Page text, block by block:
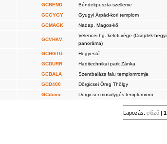
GCBEND Béndekpuszta szelleme
GCGYGY Gyugyi Árpád-kori templom
GCMAGK Nadap, Magos-kő
GCVHKV
Velencei hg. keleti vége (Cseplek-hegyi
panoráma)
GCHGTU Hegyestű
GCDURR Haditechnikai park Zánka
GCBALA Szentbalázs falu templomromja
GCD400 Dörgicsei Öreg Thölgy
GCdomr Dörgicsei mosolygós templomrom
Lapozás: előző | 1